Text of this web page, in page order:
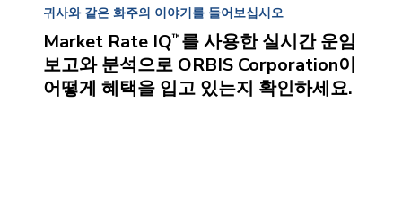
귀사와 같은 화주의 이야기를 들어보십시오
Market Rate IQ™ 를 사용한 실시간 운임
보고와 분석으로 ORBIS Corporation이
어떻게 혜택을 입고 있는지 확인하세요.